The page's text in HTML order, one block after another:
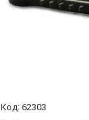
62303